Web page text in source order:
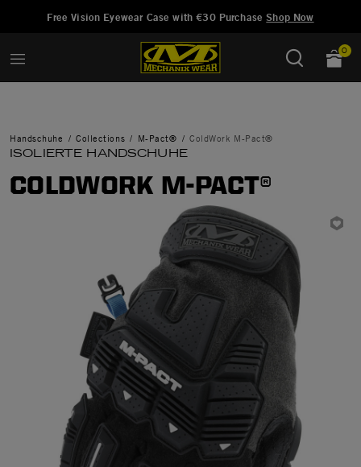
Free Vision Eyewear Case with €30 PurchaseShop Now
0
Handschuhe Collections M-Pact® ColdWork M-Pact®
ISOLIERTE HANDSCHUHE
COLDWORK M-PACT®
Hinzugefügt zu Wunschliste verwalten